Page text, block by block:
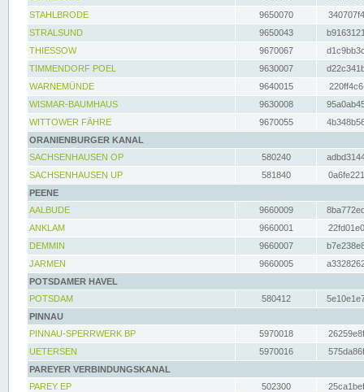
STAHLBRODE
9650070
STRALSUND
9650043
THIESSOW
9670067
TIMMENDORF POEL
9630007
WARNEMÜNDE
9640015
WISMAR-BAUMHAUS
9630008
WITTOWER FÄHRE
9670055
ORANIENBURGER KANAL
SACHSENHAUSEN OP
580240
SACHSENHAUSEN UP
581840
PEENE
AALBUDE
9660009
ANKLAM
9660001
DEMMIN
9660007
JARMEN
9660005
POTSDAMER HAVEL
POTSDAM
580412
PINNAU
PINNAU-SPERRWERK BP
5970018
UETERSEN
5970016
PAREYER VERBINDUNGSKANAL
PAREY EP
502300